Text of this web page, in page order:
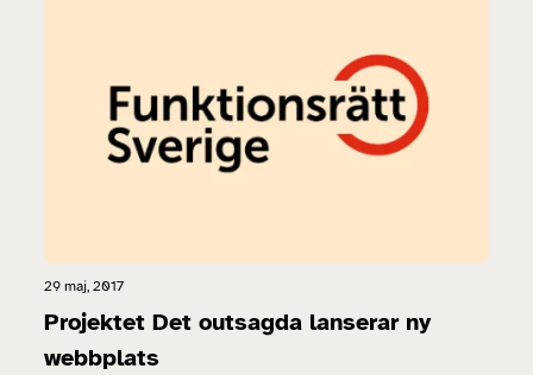
29 maj, 2017
Projektet Det outsagda lanserar ny
webbplats